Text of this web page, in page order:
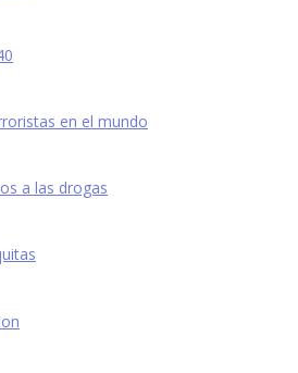
en el mundo
a las drogas